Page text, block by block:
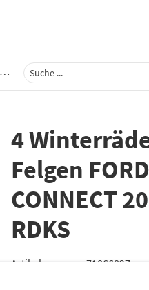
4
Felgen
CONNECT
RDKS
Artikelnummer:71866827